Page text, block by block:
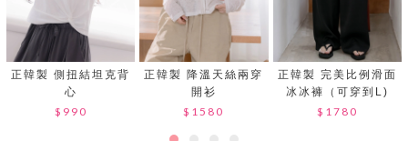
正韓製 側扭結坦克背
心
$990
正韓製 降溫天絲兩穿
開衫
$1580
正韓製 完美比例滑面
冰冰褲（可穿到L)
$1780